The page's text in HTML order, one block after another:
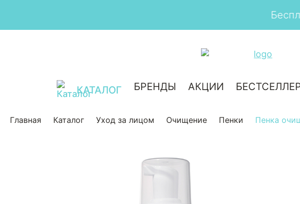
КАТАЛОГ БРЕНДЫ АКЦИИ
Главная Каталог Уход за лицом Очищение Пенки Пенка